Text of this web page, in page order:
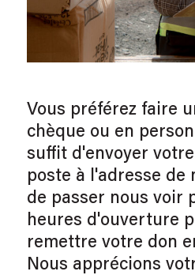
Vous préférez faire
chèque ou en
suffit d'envoyer
poste à l'adresse de
de passer nous voir
heures d'ouverture
remettre votre don
Nous apprécions